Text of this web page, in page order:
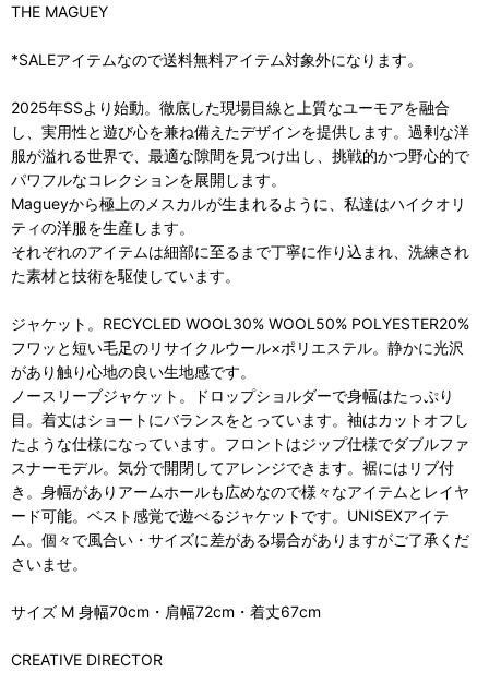
THE MAGUEY
*SALEアイテムなので送料無料アイテム対象外になります。
2025年SSより始動。徹底した現場目線と上質なユーモアを融合
し、実用性と遊び心を兼ね備えたデザインを提供します。過剰な洋
服が溢れる世界で、最適な隙間を見つけ出し、挑戦的かつ野心的で
パワフルなコレクションを展開します。
Magueyから極上のメスカルが生まれるように、私達はハイクオリ
ティの洋服を生産します。
それぞれのアイテムは細部に至るまで丁寧に作り込まれ、洗練され
た素材と技術を駆使しています。
ジャケット。RECYCLED WOOL30% WOOL50% POLYESTER20%
フワッと短い毛足のリサイクルウール×ポリエステル。静かに光沢
があり触り心地の良い生地感です。
ノースリーブジャケット。ドロップショルダーで身幅はたっぷり
目。着丈はショートにバランスをとっています。袖はカットオフし
たような仕様になっています。フロントはジップ仕様でダブルファ
スナーモデル。気分で開閉してアレンジできます。裾にはリブ付
き。身幅がありアームホールも広めなので様々なアイテムとレイヤ
ード可能。ベスト感覚で遊べるジャケットです。UNISEXアイテ
ム。個々で風合い・サイズに差がある場合がありますがご了承くだ
さいませ。
サイズ M 身幅70cm・肩幅72cm・着丈67cm
CREATIVE DIRECTOR